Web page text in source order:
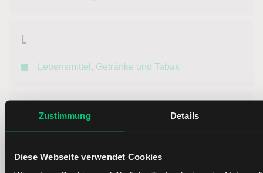
Zustimmung Details
Diese Webseite verwendet Cookies
L
Lebensmittel, Getränke und Tabak